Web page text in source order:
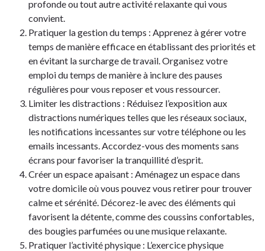
profonde ou tout autre activité relaxante qui vous
convient.
Pratiquer la gestion du temps : Apprenez à gérer votre
temps de manière efficace en établissant des priorités et
en évitant la surcharge de travail. Organisez votre
emploi du temps de manière à inclure des pauses
régulières pour vous reposer et vous ressourcer.
Limiter les distractions : Réduisez l’exposition aux
distractions numériques telles que les réseaux sociaux,
les notifications incessantes sur votre téléphone ou les
emails incessants. Accordez-vous des moments sans
écrans pour favoriser la tranquillité d’esprit.
Créer un espace apaisant : Aménagez un espace dans
votre domicile où vous pouvez vous retirer pour trouver
calme et sérénité. Décorez-le avec des éléments qui
favorisent la détente, comme des coussins confortables,
des bougies parfumées ou une musique relaxante.
Pratiquer l’activité physique : L’exercice physique